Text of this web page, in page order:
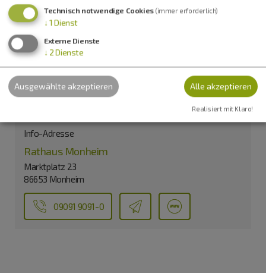
externe Inhalte laden?
Ehemaliges Schloss / Amtsgericht
Kirchstraße 24
Info-Adresse
Rathaus Monheim
Marktplatz 23
86653 Monheim
09091 9091-0
Technisch notwendige Cookies (immer erforderlich)
↓ 1 Dienst
Externe Dienste
↓ 2 Dienste
Ausgewählte akzeptieren Alle akzeptieren
Realisiert mit Klaro!